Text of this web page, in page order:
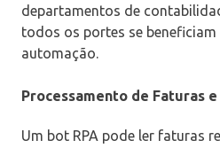
departamentos de
todos os portes se beneficiam
automação.
Processamento de Faturas
Um bot RPA pode ler faturas